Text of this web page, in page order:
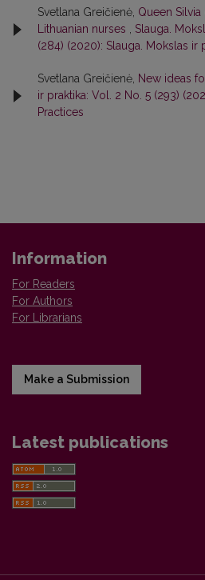
Svetlana Greičienė, Queen
Lithuanian nurses , Slauga.
(284) (2020): Slauga. Mokslas ir
Svetlana Greičienė, New ideas
ir praktika: Vol. 2 No. 5 (293)
Practices
Information
For Readers
For Authors
For Librarians
Make a Submission
Latest publications